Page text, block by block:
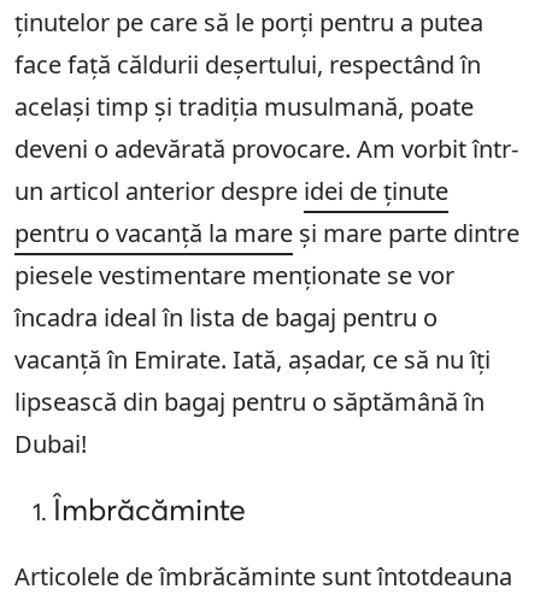
ținutelor pe care să le porți pentru a putea
face față căldurii deșertului, respectând în
același timp și tradiția musulmană, poate
deveni o adevărată provocare. Am vorbit într-
un articol anterior despre idei de ținute
pentru o vacanță la mare și mare parte dintre
piesele vestimentare menționate se vor
încadra ideal în lista de bagaj pentru o
vacanță în Emirate. Iată, așadar, ce să nu îți
lipsească din bagaj pentru o săptămână în
Dubai!
Îmbrăcăminte
Articolele de îmbrăcăminte sunt întotdeauna